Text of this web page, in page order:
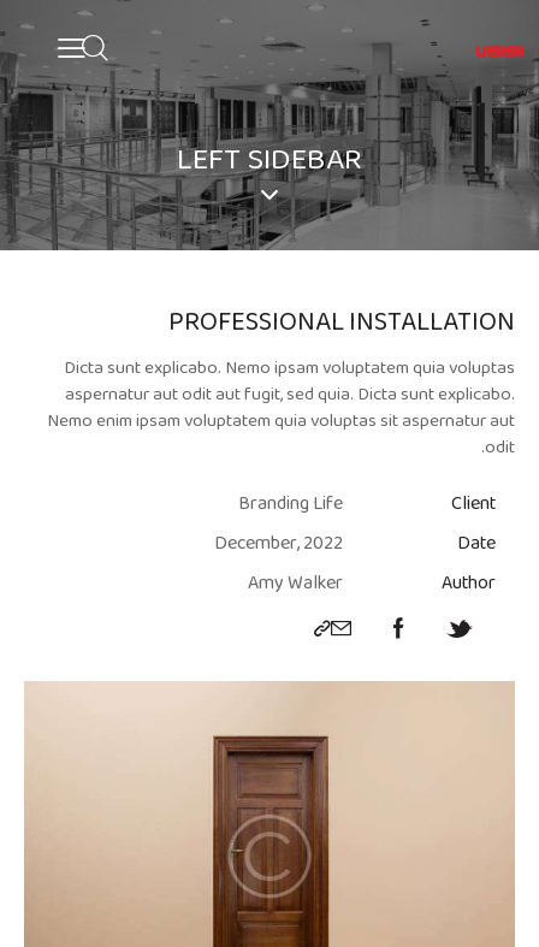
LEFT SIDEBAR
PROFESSIONAL INSTALLATION
Dicta sunt explicabo. Nemo ipsam voluptatem quia voluptas
aspernatur aut odit aut fugit, sed quia. Dicta sunt explicabo.
Nemo enim ipsam voluptatem quia voluptas sit aspernatur aut
odit.
Client
Branding Life
Date
December, 2022
Author
Amy Walker